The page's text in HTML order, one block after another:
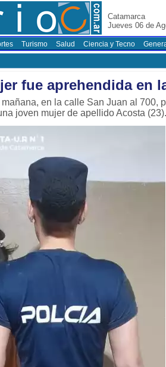
Catamarca
Jueves 06 de
Turismo Salud Ciencia y Tecno
fue aprehendida en
en la calle San Juan al 700,
joven mujer de apellido Acosta (23).